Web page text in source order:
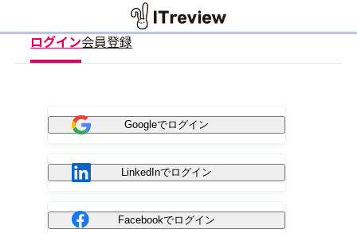
ログイン会員登録
Googleでログイン
LinkedInでログイン
Facebookでログイン